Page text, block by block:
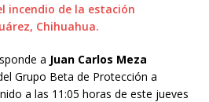
incendio de la estación
Chihuahua.
a Juan Carlos Meza
Grupo Beta de Protección a
a las 11:05 horas de este jueves